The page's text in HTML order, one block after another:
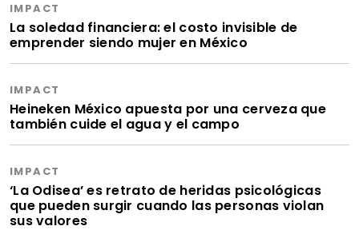
IMPACT
La soledad financiera: el costo invisible de
emprender siendo mujer en México
IMPACT
Heineken México apuesta por una cerveza que
también cuide el agua y el campo
IMPACT
‘La Odisea’ es retrato de heridas psicológicas
que pueden surgir cuando las personas violan
sus valores